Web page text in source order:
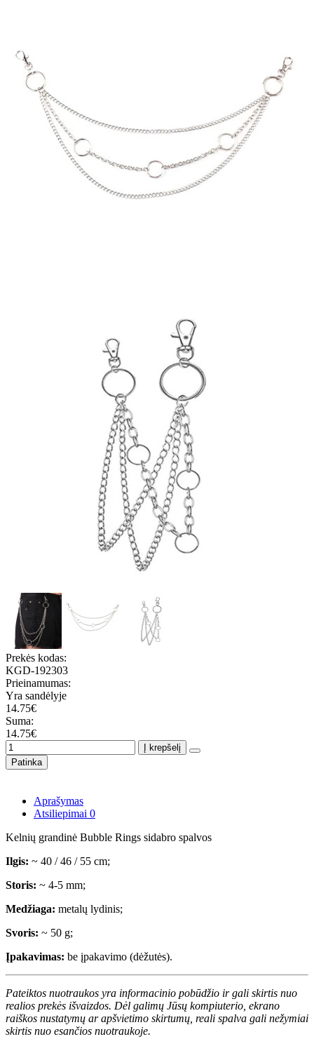
Prekės kodas:
KGD-192303
Prieinamumas:
Yra sandėlyje
14.75€
Suma:
14.75€
Į krepšelį
Patinka
Aprašymas
Atsiliepimai 0
Kelnių grandinė Bubble Rings sidabro spalvos
Ilgis: ~ 40 / 46 / 55 cm;
Storis: ~ 4-5 mm;
Medžiaga: metalų lydinis;
Svoris: ~ 50 g;
Įpakavimas: be įpakavimo (dėžutės).
Pateiktos nuotraukos yra informacinio pobūdžio ir gali skirtis nuo
realios prekės išvaizdos. Dėl galimų Jūsų kompiuterio, ekrano
raiškos nustatymų ar apšvietimo skirtumų, reali spalva gali nežymiai
skirtis nuo esančios nuotraukoje.